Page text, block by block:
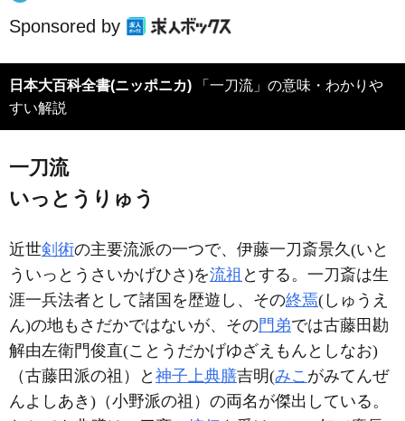
Sponsored by
日本大百科全書(ニッポニカ) 「一刀流」の意味・わかりや
すい解説
一刀流
いっとうりゅう
近世剣術の主要流派の一つで、伊藤一刀斎景久(いと
ういっとうさいかげひさ)を流祖 とする。一刀斎は生
涯一兵法者として諸国を歴遊し、その終焉(しゅうえ
ん)の地もさだかではないが、その門弟では古藤田勘
解由左衛門俊直(ことうだかげゆざえもんとしなお)
（古藤田派の祖）と 神子上典膳吉明(みこ がみてんぜ
んよしあき)（小野派の祖）の両名が傑出している。